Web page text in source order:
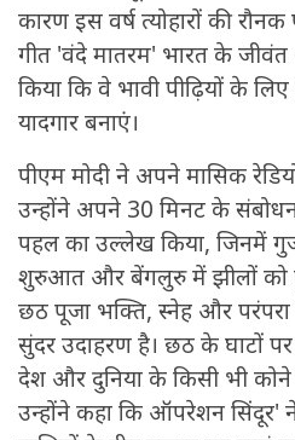
कारण इस वर्ष त्योहारों की
गीत 'वंदे मातरम' भारत के जीवंत
किया कि वे भावी पीढ़ियों के
यादगार बनाएं।
पीएम मोदी ने अपने मासिक
उन्होंने अपने 30 मिनट के संबोधन
पहल का उल्लेख किया, जिनमें
शुरुआत और बेंगलुरु में झीलों को
छठ पूजा भक्ति, स्नेह और
सुंदर उदाहरण है। छठ के घाटों
देश और दुनिया के किसी भी कोने
उन्होंने कहा कि ऑपरेशन सिंदूर'